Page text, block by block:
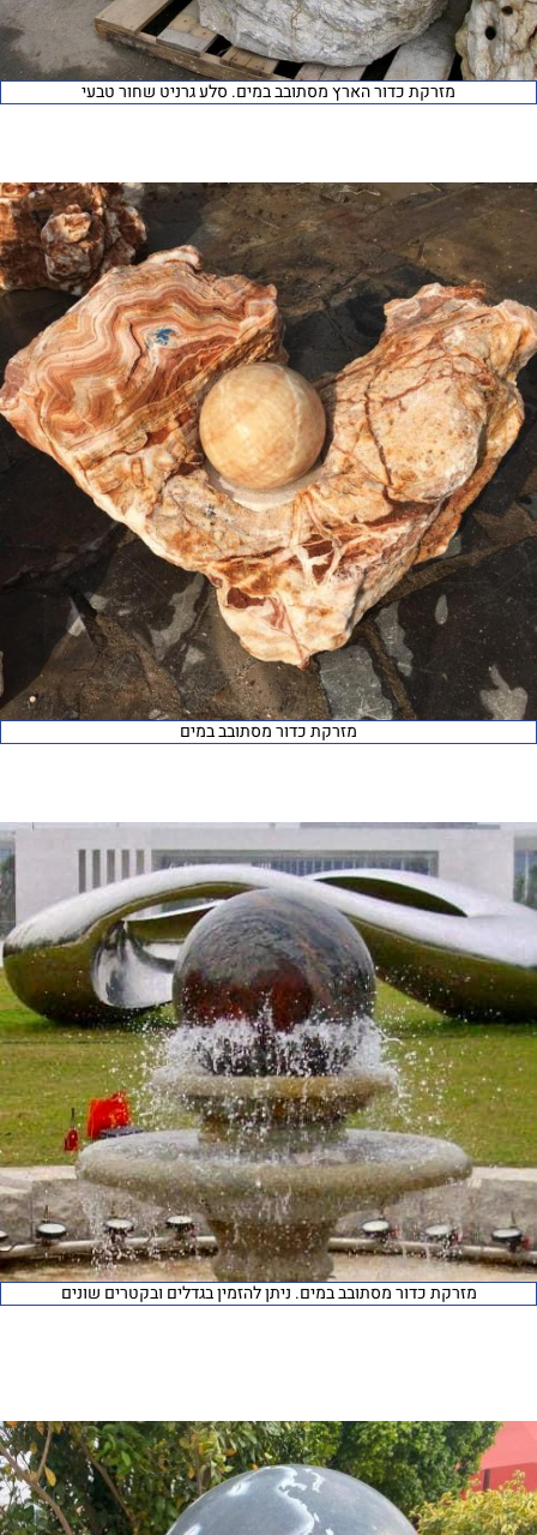
מזרקת כדור הארץ מסתובב במים. סלע גרניט שחור טבעי
מזרקת כדור מסתובב במים
מזרקת כדור מסתובב במים. ניתן להזמין בגדלים ובקטרים שונים